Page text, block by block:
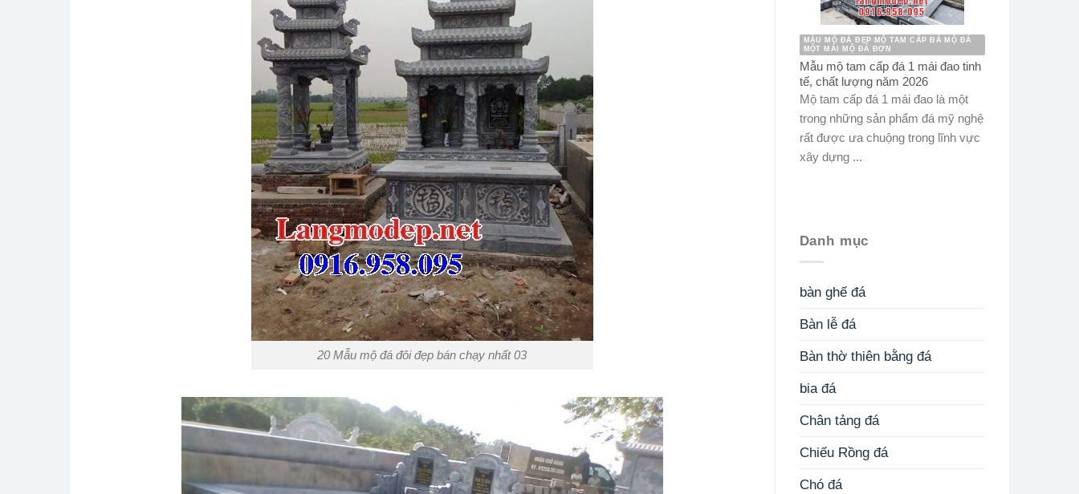
20 Mẫu mộ đá đôi đẹp bán chạy nhất 03
MẪU MỘ ĐÁ ĐẸP MỘ TAM CẤP ĐÁ MỘ ĐÁ
MỘT MÁI MỘ ĐÁ ĐƠN
Mẫu mộ tam cấp đá 1 mái đao tinh
tế, chất lượng năm 2026
Mộ tam cấp đá 1 mái đao là một
trong những sản phẩm đá mỹ nghệ
rất được ưa chuộng trong lĩnh vực
xây dựng ...
Danh mục
bàn ghế đá
Bàn lễ đá
Bàn thờ thiên bằng đá
bia đá
Chân tảng đá
Chiếu Rồng đá
Chó đá